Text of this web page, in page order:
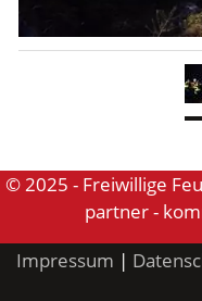
© 2025 - Freiwillige
partner -
Impressum |